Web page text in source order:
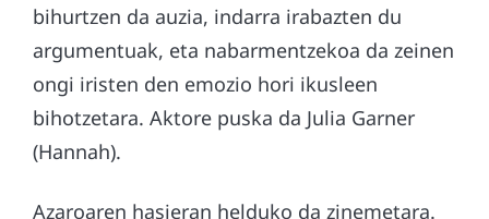
bihurtzen da auzia, indarra irabazten du
argumentuak, eta nabarmentzekoa da zeinen
ongi iristen den emozio hori ikusleen
bihotzetara. Aktore puska da Julia Garner
(Hannah).
Azaroaren hasieran helduko da zinemetara.